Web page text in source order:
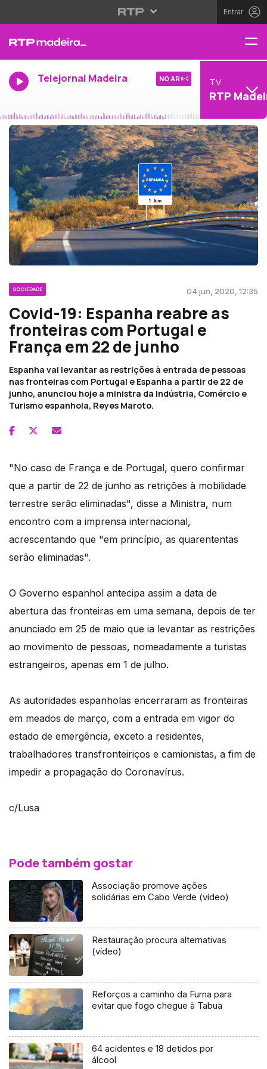
Entrar
Telejornal Madeira NO AR TV
RTP
SOCIEDADE 04 jun, 2020, 12:35
Covid-19: Espanha reabre as
fronteiras com Portugal e
França em 22 de junho
Espanha vai levantar as restrições à entrada de pessoas
nas fronteiras com Portugal e Espanha a partir de 22 de
junho, anunciou hoje a ministra da Indústria, Comércio e
Turismo espanhola, Reyes Maroto.
"No caso de França e de Portugal, quero confirmar
que a partir de 22 de junho as retrições à mobilidade
terrestre serão eliminadas", disse a Ministra, num
encontro com a imprensa internacional,
acrescentando que "em princípio, as quarententas
serão eliminadas".
O Governo espanhol antecipa assim a data de
abertura das fronteiras em uma semana, depois de ter
anunciado em 25 de maio que ia levantar as restrições
ao movimento de pessoas, nomeadamente a turistas
estrangeiros, apenas em 1 de julho.
As autoridades espanholas encerraram as fronteiras
em meados de março, com a entrada em vigor do
estado de emergência, exceto a residentes,
trabalhadores transfronteiriços e camionistas, a fim de
impedir a propagação do Coronavírus.
c/Lusa
Pode também gostar
Associação promove ações
solidárias em Cabo Verde (vídeo)
Restauração procura alternativas
(vídeo)
Reforços a caminho da Furna para
evitar que fogo chegue à Tabua
64 acidentes e 18 detidos por
álcool